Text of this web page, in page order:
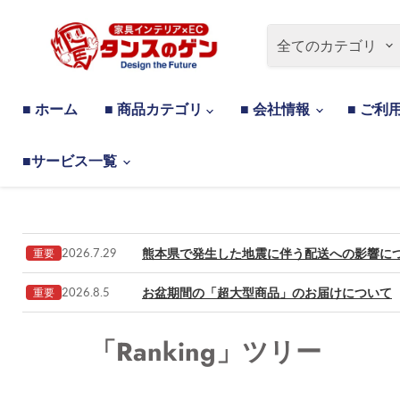
全てのカテゴリ
■ ホーム ■ 商品カテゴリ ■ 会社情報 ■ ご利
■サービス一覧
重要 2026.7.29 熊本県で発生した地震に伴う配送への影響に
重要 2026.8.5 お盆期間の「超大型商品」のお届けについて
「Ranking」ツリー